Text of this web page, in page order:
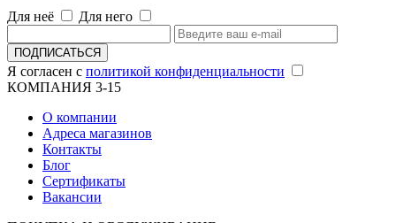
Для неё Для него
ПОДПИСАТЬСЯ
Я согласен с политикой конфиденциальности
КОМПАНИЯ 3-15
О компании
Адреса магазинов
Контакты
Блог
Сертификаты
Вакансии